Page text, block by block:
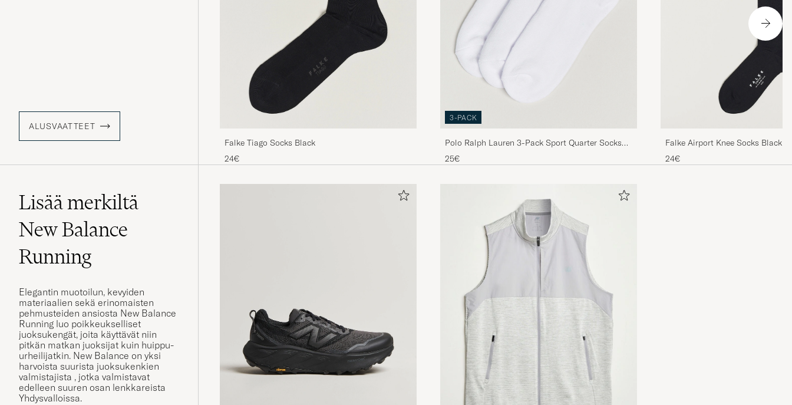
ALUSVAATTEET
Falke Tiago Socks Black
24€
3-PACK
Polo Ralph Lauren 3-Pack Sport Quarter Socks
White
25€
Falke Airport Knee Socks Black
24€
Lisää merkiltä
New Balance
Running
Elegantin muotoilun, kevyiden
materiaalien sekä erinomaisten
pehmusteiden ansiosta New Balance
Running luo poikkeukselliset
juoksukengät, joita käyttävät niin
pitkän matkan juoksijat kuin huippu-
urheilijatkin. New Balance on yksi
harvoista suurista juoksukenkien
valmistajista , jotka valmistavat
edelleen suuren osan lenkkareista ​​
Yhdysvalloissa.